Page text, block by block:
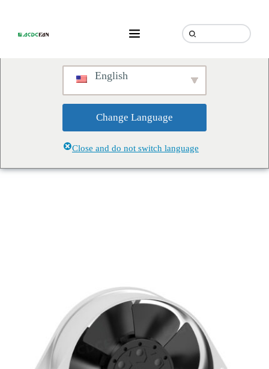
speaking a different language.
Do you want to change to:
English
Change Language
Close and do not switch language